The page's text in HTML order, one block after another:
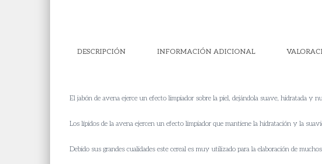
DESCRIPCIÓN INFORMACIÓN ADICIONAL
El jabón de avena ejerce un efecto limpiador sobre la piel, dejándola suave, hidratada y
Los lípidos de la avena ejercen un efecto limpiador que mantiene la hidratación y la
Debido sus grandes cualidades este cereal es muy utilizado para la elaboración de